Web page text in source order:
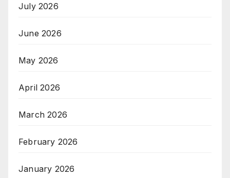
July 2026
June 2026
May 2026
April 2026
March 2026
February 2026
January 2026